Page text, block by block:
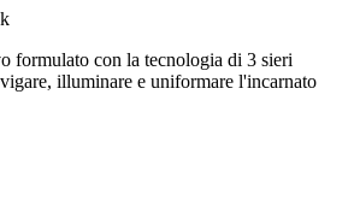
formulato con la tecnologia di 3 sieri
illuminare e uniformare l'incarnato